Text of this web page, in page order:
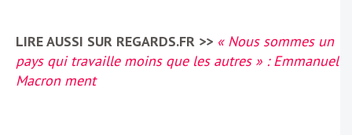
LIRE AUSSI SUR REGARDS.FR >> « Nous sommes un
pays qui travaille moins que les autres » : Emmanuel
Macron ment